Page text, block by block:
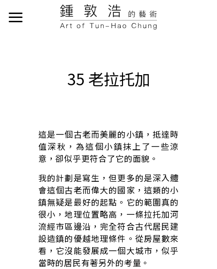
35 老拉托加
這是一個古老而美麗的小鎮，抵達時
值深秋，為這個小鎮抹上了一些涼
意，卻似乎更符合了它的面貌。
我的計劃是寫生，但更多的是深入體
會這個古老而偉大的國家，這類的小
鎮無疑是最好的起點。它的範圍真的
很小，地理位置略高，一條拉托加河
流經市區邊沿，完全符合古代居民建
設造鎮的優越地理條件。從房屋數來
看，它沒能發展成一個大城市，似乎
當時的居民有著另外的考量。